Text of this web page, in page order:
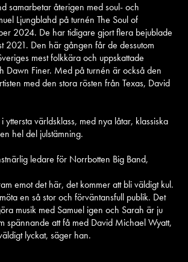
samarbetar återigen med soul- och
Ljungblahd på turnén The Soul of
2024. De har tidigare gjort flera bejublade
2021. Den här gången får de dessutom
mest folkkära och uppskattade
Dawn Finer. Med på turnén är också den
med den stora rösten från Texas, David
yttersta världsklass, med nya låtar, klassiska
hel del julstämning.
ledare för Norrbotten Big Band,
emot det här, det kommer att bli väldigt kul.
en så stor och förväntansfull publik. Det
musik med Samuel igen och Sarah är ju
spännande att få med David Michael Wyatt,
lyckat, säger han.